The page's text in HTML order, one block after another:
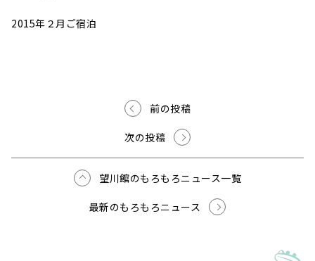
2015年２月ご宿泊
前の投稿
次の投稿
望川館のもろもろニュース一覧
最新のもろもろニュース